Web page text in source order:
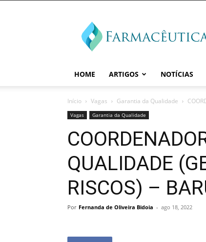
HOME ARTIGOS NOTÍCIAS
Início Vagas Garantia da Qualidade
Vagas Garantia da Qualidade
QUALIDADE
RISCOS) –
Por Fernanda de Oliveira Bidoia - ago 18, 2022